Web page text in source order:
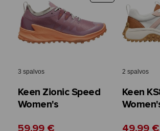
3 spalvos
Keen Zionic Speed
Women's
59,99 €
2 spalvos
Keen
49,99 €